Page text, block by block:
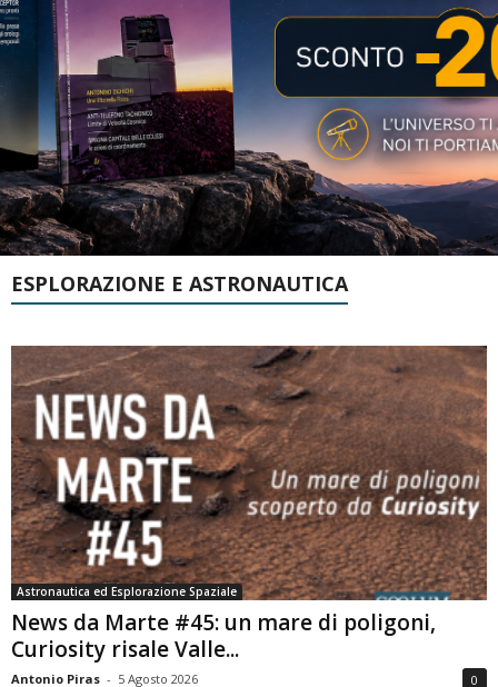
ESPLORAZIONE E ASTRONAUTICA
Astronautica ed Esplorazione Spaziale
News da Marte #45: un mare di poligoni,
Curiosity risale Valle...
Antonio Piras - 5 Agosto 2026 0